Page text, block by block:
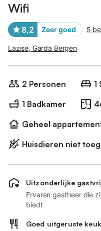
Wifi
8,2 Zeer goed 5
Lazise, Garda Bergen
2 Personen
1
1 Badkamer
Geheel
Huisdieren niet
Uitzonderlijke
Ervaren gastheer die
biedt.
Goed uitgeruste